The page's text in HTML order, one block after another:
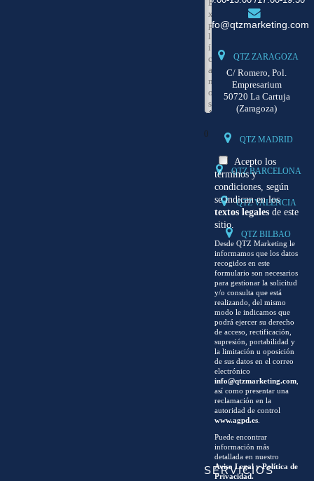
0
Acepto los
términos y
condiciones, según
se indican en los
textos legalesde este
sitio.
Desde QTZ Marketing le
informamos que los datos
recogidos en este
formulario son necesarios
para gestionar la solicitud
y/o consulta que está
realizando, del mismo
modo le indicamos que
podrá ejercer su derecho
de acceso, rectificación,
supresión, portabilidad y
la limitación u oposición
de sus datos en el correo
electrónico
info@qtzmarketing.com,
así como presentar una
reclamación en la
autoridad de control
www.agpd.es.
Puede encontrar
información más
detallada en nuestro
Aviso Legal y Política de
Privacidad.
info@qtzmarketing.com
QTZ ZARAGOZA
C/ Romero, Pol.
Empresarium
50720 La Cartuja
(Zaragoza)
QTZ MADRID
QTZ BARCELONA
QTZ VALENCIA
QTZ BILBAO
SERVICIOS